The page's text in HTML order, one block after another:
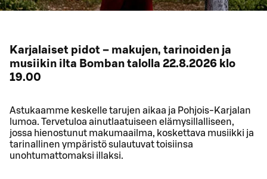
Karjalaiset pidot – makujen, tarinoiden ja
musiikin ilta Bomban talolla 22.8.2026 klo
19.00
Astukaamme keskelle tarujen aikaa ja Pohjois-Karjalan
lumoa. Tervetuloa ainutlaatuiseen elämysillalliseen,
jossa hienostunut makumaailma, koskettava musiikki ja
tarinallinen ympäristö sulautuvat toisiinsa
unohtumattomaksi illaksi.